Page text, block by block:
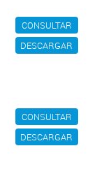
CONSULTAR
DESCARGAR
CONSULTAR
DESCARGAR